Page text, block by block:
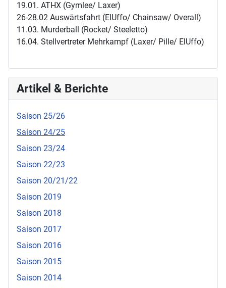
19.01. ATHX (Gymlee/ Laxer)
26-28.02 Auswärtsfahrt (ElUffo/ Chainsaw/ Overall)
11.03. Murderball (Rocket/ Steeletto)
16.04. Stellvertreter Mehrkampf (Laxer/ Pille/ ElUffo)
Artikel & Berichte
Saison 25/26
Saison 24/25
Saison 23/24
Saison 22/23
Saison 20/21/22
Saison 2019
Saison 2018
Saison 2017
Saison 2016
Saison 2015
Saison 2014